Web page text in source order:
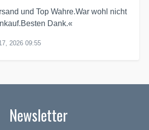
und Top Wahre.War wohl nicht
Dank.«
2026 09:55
Newsletter